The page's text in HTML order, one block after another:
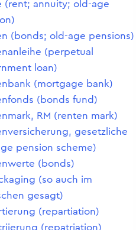
(rent; annuity; old-age
(bonds; old-age pensions)
(perpetual
loan)
(mortgage bank)
(bonds fund)
RM (renten mark)
gesetzliche
pension scheme)
(bonds)
(so auch im
gesagt)
(repartiation)
(repatriation)